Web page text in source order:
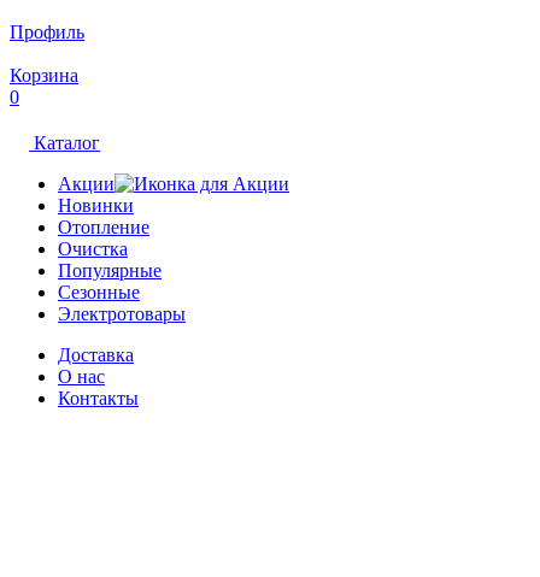
Профиль
Корзина
0
Каталог
Акции
Новинки
Отопление
Очистка
Популярные
Сезонные
Электротовары
Доставка
О нас
Контакты